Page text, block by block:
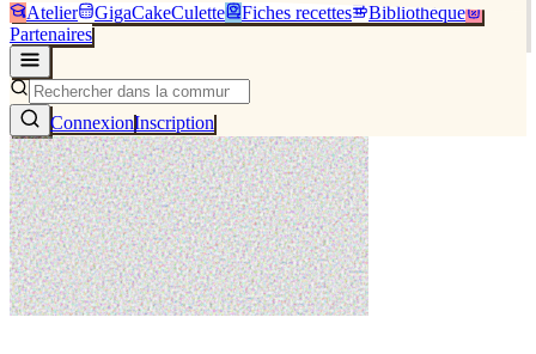
Atelier GigaCakeCulette Fiches recettes
Bibliothèque
Partenaires
ConnexionInscription